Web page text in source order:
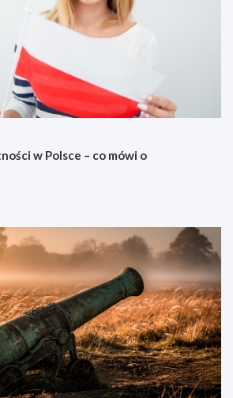
w Polsce – co mówi o